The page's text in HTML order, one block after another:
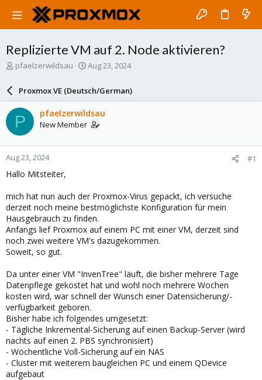
Replizierte VM auf 2. Node aktivieren?
T
a
d
s
t
a
r
t
e
pfaelzerwildsau
S
r
d
a
e
Aug 23, 2024
Proxmox VE (Deutsch/German)
P pfaelzerwildsau
New Member
Aug 23, 2024 #1
Hallo Mitsteiter,
mich hat nun auch der Proxmox-Virus gepackt, ich versuche
derzeit noch meine bestmöglichste Konfiguration für mein
Hausgebrauch zu finden.
Anfangs lief Proxmox auf einem PC mit einer VM, derzeit sind
noch zwei weitere VM's dazugekommen.
Soweit, so gut.
Da unter einer VM "InvenTree" läuft, die bisher mehrere Tage
Datenpflege gekostet hat und wohl noch mehrere Wochen
kosten wird, war schnell der Wunsch einer Datensicherung/-
verfügbarkeit geboren.
Bisher habe ich folgendes umgesetzt:
- Tägliche Inkremental-Sicherung auf einen Backup-Server (wird
nachts auf einen 2. PBS synchronisiert)
- Wöchentliche Voll-Sicherung auf ein NAS
- Cluster mit weiterem baugleichen PC und einem QDevice
aufgebaut